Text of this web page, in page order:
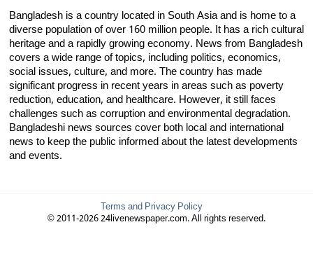
Bangladesh is a country located in South Asia and is home to a
diverse population of over 160 million people. It has a rich cultural
heritage and a rapidly growing economy. News from Bangladesh
covers a wide range of topics, including politics, economics,
social issues, culture, and more. The country has made
significant progress in recent years in areas such as poverty
reduction, education, and healthcare. However, it still faces
challenges such as corruption and environmental degradation.
Bangladeshi news sources cover both local and international
news to keep the public informed about the latest developments
and events.
Terms and Privacy Policy
© 2011-2026 24livenewspaper.com. All rights reserved.